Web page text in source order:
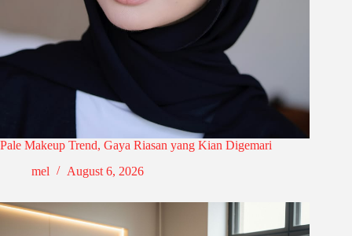
Pale Makeup Trend, Gaya Riasan yang Kian Digemari
mel
August 6, 2026